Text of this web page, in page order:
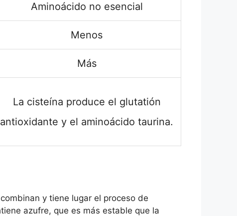
Aminoácido no esencial
Menos
Más
La cisteína produce el glutatión
antioxidante y el aminoácido taurina.
y tiene lugar el proceso de
azufre, que es más estable que la